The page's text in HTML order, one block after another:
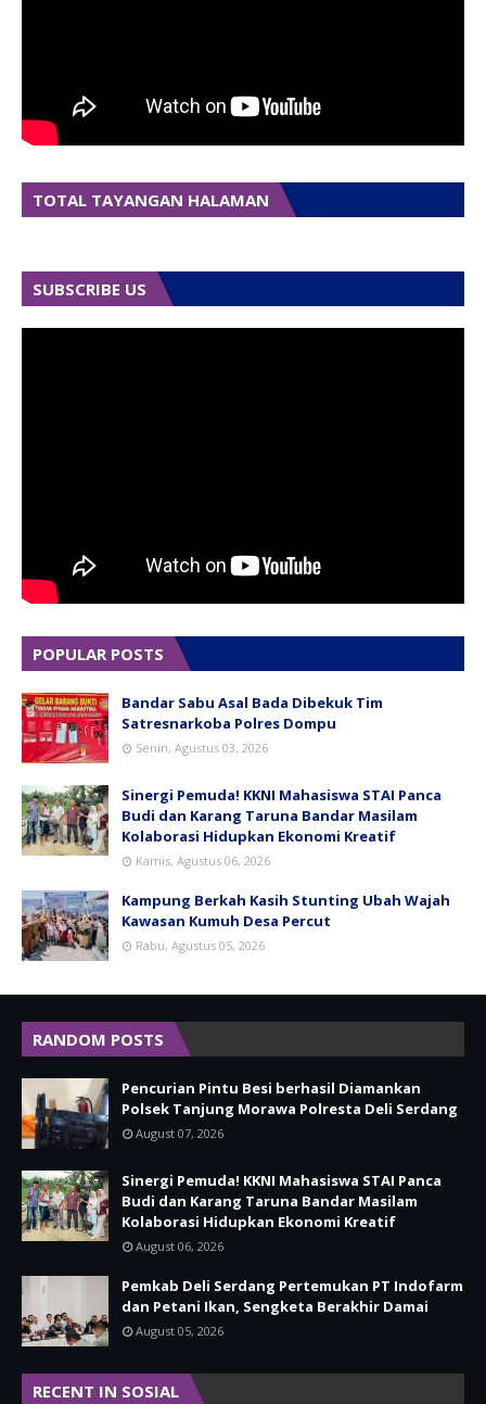
TOTAL TAYANGAN HALAMAN
SUBSCRIBE US
POPULAR POSTS
Bandar Sabu Asal Bada Dibekuk Tim
Satresnarkoba Polres Dompu
Senin, Agustus 03, 2026
Sinergi Pemuda! KKNI Mahasiswa STAI Panca
Budi dan Karang Taruna Bandar Masilam
Kolaborasi Hidupkan Ekonomi Kreatif
Kamis, Agustus 06, 2026
Kampung Berkah Kasih Stunting Ubah Wajah
Kawasan Kumuh Desa Percut
Rabu, Agustus 05, 2026
RANDOM POSTS
Pencurian Pintu Besi berhasil Diamankan
Polsek Tanjung Morawa Polresta Deli Serdang
August 07, 2026
Sinergi Pemuda! KKNI Mahasiswa STAI Panca
Budi dan Karang Taruna Bandar Masilam
Kolaborasi Hidupkan Ekonomi Kreatif
August 06, 2026
Pemkab Deli Serdang Pertemukan PT Indofarm
dan Petani Ikan, Sengketa Berakhir Damai
August 05, 2026
RECENT IN SOSIAL